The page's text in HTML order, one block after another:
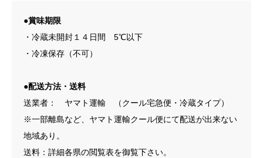
●賞味期限
・冷蔵未開封１４日間 5℃以下
・冷凍保存（不可）
●配送方法・送料
送業者： ヤマト運輸 （クール宅急便・冷蔵タイプ）
※一部離島など、ヤマト運輸クール便にて配送が出来ない
地域あり。
送料：詳細各県の閲覧表を御覧下さい。